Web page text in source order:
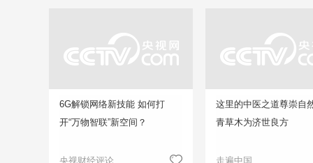
6G解锁网络新技能 如何打
开“万物智联”新空间？
央视财经评论
这里的中医之道尊崇自
青草木为济世良方
走遍中国